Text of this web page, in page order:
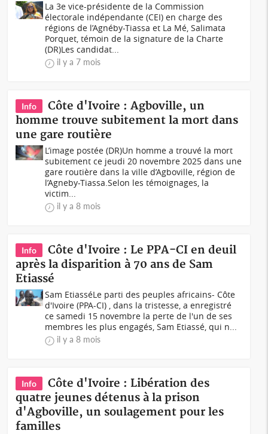
La 3e vice-présidente de la Commission
électorale indépendante (CEI) en charge des
régions de l’Agnéby-Tiassa et La Mé, Salimata
Porquet, témoin de la signature de la Charte
(DR)Les candidat...
il y a 7 mois
Info
Côte d'Ivoire : Agboville, un
homme trouve subitement la mort dans
une gare routière
L’image postée (DR)Un homme a trouvé la mort
subitement ce jeudi 20 novembre 2025 dans une
gare routière dans la ville d’Agboville, région de
l’Agneby-Tiassa.Selon les témoignages, la
victim...
il y a 8 mois
Info
Côte d'Ivoire : Le PPA-CI en deuil
après la disparition à 70 ans de Sam
Etiassé
Sam EtiasséLe parti des peuples africains- Côte
d'Ivoire (PPA-CI) , dans la tristesse, a enregistré
ce samedi 15 novembre la perte de l'un de ses
membres les plus engagés, Sam Etiassé, qui n...
il y a 8 mois
Info
Côte d'Ivoire : Libération des
quatre jeunes détenus à la prison
d'Agboville, un soulagement pour les
familles